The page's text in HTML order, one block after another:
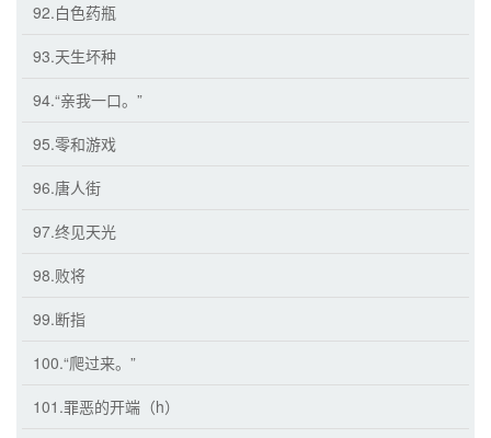
92.白色药瓶
93.天生坏种
94.“亲我一口。”
95.零和游戏
96.唐人街
97.终见天光
98.败将
99.断指
100.“爬过来。”
101.罪恶的开端（h）